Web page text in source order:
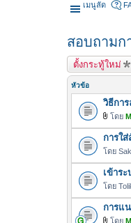
เมนูลัด
สอบถามก
ตั้งกระทู้ใหม่
หัวข้อ
วิธีกา
ฟ
ล์
แ
น
บ
โดย
การใ
โดย
เข้าร
โดย
การแ
โดย